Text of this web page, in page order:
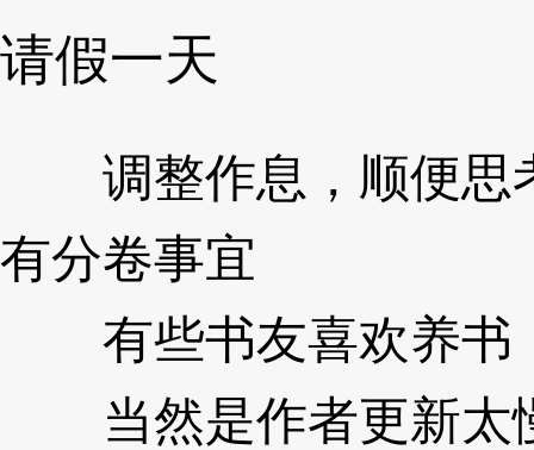
请假一天
调整作息，顺便思
有分卷事宜
有些书友喜欢养书
当然是作者更新太